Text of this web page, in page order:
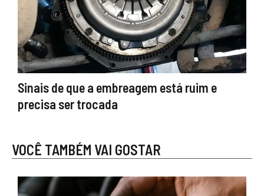
Sinais de que a embreagem está ruim e
precisa ser trocada
VOCÊ TAMBÉM VAI GOSTAR